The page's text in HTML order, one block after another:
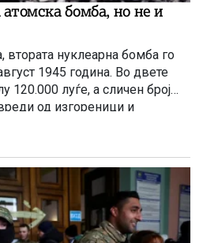
бомба, но не и
нуклеарна бомба го
1945 година. Во двете
120.000 луѓе, а сличен број
од изгореници и
650.000 преживеани